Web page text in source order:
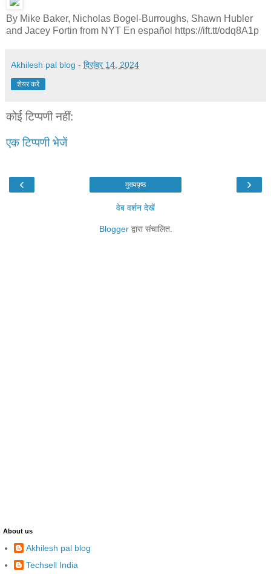
By Mike Baker, Nicholas Bogel-Burroughs, Shawn Hubler
and Jacey Fortin from NYT En español https://ift.tt/odq8A1p
Akhilesh pal blog - दिसंबर 14, 2024
शेयर करें
कोई टिप्पणी नहीं:
एक टिप्पणी भेजें
‹ ›
मुख्यपृष्ठ
वेब वर्शन देखें
Bloggerद्वारा संचालित.
About us
Akhilesh pal blog
Techsell India